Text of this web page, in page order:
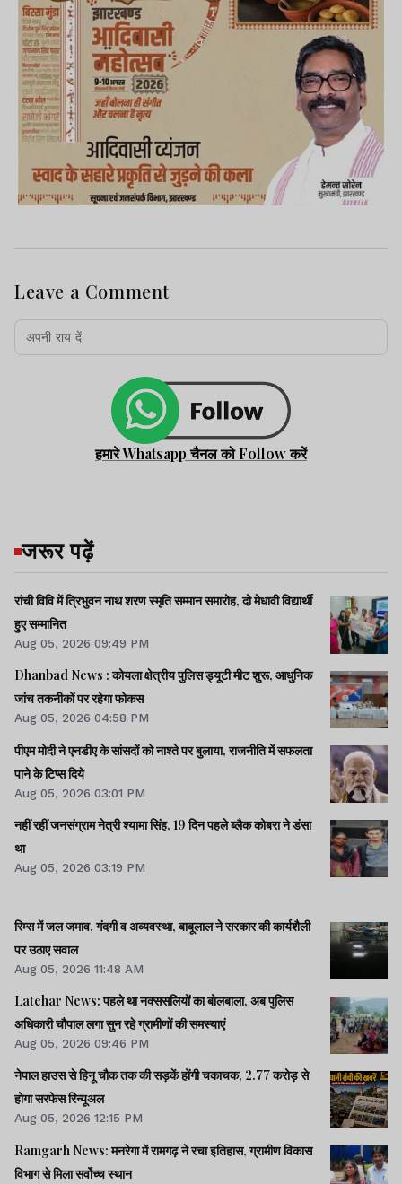
Leave a Comment
हमारे Whatsapp चैनल को Follow करें
जरूर पढ़ें
रांची विवि में त्रिभुवन नाथ शरण स्मृति सम्मान समारोह, दो मेधावी विद्यार्थी
हुए सम्मानित
Aug 05, 2026 09:49 PM
Dhanbad News : कोयला क्षेत्रीय पुलिस ड्यूटी मीट शुरू, आधुनिक
जांच तकनीकों पर रहेगा फोकस
Aug 05, 2026 04:58 PM
पीएम मोदी ने एनडीए के सांसदों को नाश्ते पर बुलाया, राजनीति में सफलता
पाने के टिप्स दिये
Aug 05, 2026 03:01 PM
नहीं रहीं जनसंग्राम नेत्री श्‍यामा सिंह, 19 दिन पहले ब्‍लैक कोबरा ने डंसा
था
Aug 05, 2026 03:19 PM
रिम्स में जल जमाव, गंदगी व अव्यवस्था, बाबूलाल ने सरकार की कार्यशैली
पर उठाए सवाल
Aug 05, 2026 11:48 AM
Latehar News: पहले था नक्ससलियों का बोलबाला, अब पुलिस
अधिकारी चौपाल लगा सुन रहे ग्रामीणों की समस्याएं
Aug 05, 2026 09:46 PM
नेपाल हाउस से हिनू चौक तक की सड़कें होंगी चकाचक, 2.77 करोड़ से
होगा सरफेस रिन्यूअल
Aug 05, 2026 12:15 PM
Ramgarh News: मनरेगा में रामगढ़ ने रचा इतिहास, ग्रामीण विकास
विभाग से मिला सर्वोच्च स्थान